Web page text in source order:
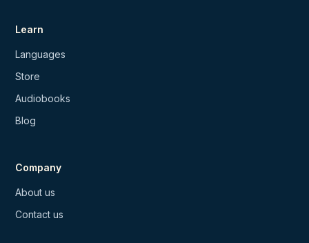
Learn
Languages
Store
Audiobooks
Blog
Company
About us
Contact us